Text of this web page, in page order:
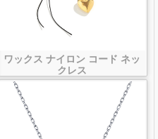
ワックス ナイロン コード ネッ
クレス